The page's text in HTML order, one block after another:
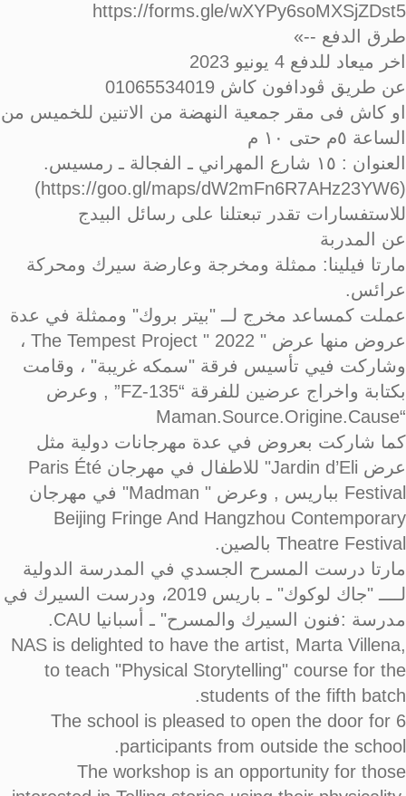
https://forms.gle/wXYPy6soMXSjZDst5
طرق الدفع --»
اخر ميعاد للدفع 4 يونيو 2023
عن طريق ڤودافون كاش 01065534019
او كاش فى مقر جمعية النهضة من الاتنين للخميس من
الساعة ٥م حتى ١٠ م
العنوان : ١٥ شارع المهراني ـ الفجالة ـ رمسيس.
(https://goo.gl/maps/dW2mFn6R7AHz23YW6)
للاستفسارات تقدر تبعتلنا على رسائل البيدج
عن المدربة
مارتا فيلينا: ممثلة ومخرجة وعارضة سيرك ومحركة
عرائس.
عملت كمساعد مخرج لــ "بيتر بروك" وممثلة في عدة
عروض منها عرض " The Tempest Project " 2022 ،
وشاركت فيي تأسيس فرقة "سمكه غريبة" ، وقامت
بكتابة واخراج عرضين للفرقة “135-FZ” , وعرض
“Maman.Source.Origine.Cause
كما شاركت بعروض في عدة مهرجانات دولية مثل
عرض Jardin d’Eli" للاطفال في مهرجان Paris Été
Festival بباريس , وعرض " Madman" في مهرجان
Beijing Fringe And Hangzhou Contemporary
Theatre Festival بالصين.
مارتا درست المسرح الجسدي في المدرسة الدولية
لــــ "جاك لوكوك" ـ باريس 2019، ودرست السيرك في
مدرسة :فنون السيرك والمسرح" ـ أسبانيا CAU.
NAS is delighted to have the artist, Marta Villena,
to teach "Physical Storytelling" course for the
students of the fifth batch.
The school is pleased to open the door for 6
participants from outside the school.
The workshop is an opportunity for those